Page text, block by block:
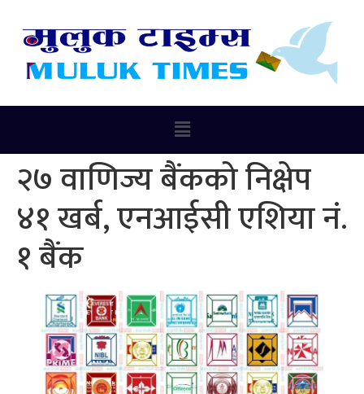
२७ वाणिज्य बैंकको निक्षेप
४१ खर्ब, एनआईसी एशिया नं.
१ बैंक